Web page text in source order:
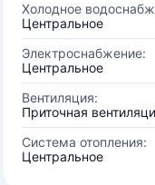
Холодное
Центральное
Электроснабжение:
Центральное
Вентиляция:
Приточная
Система отопления:
Центральное